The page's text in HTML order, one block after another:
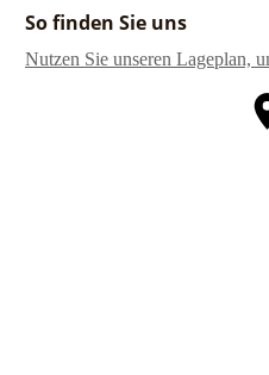
So finden Sie uns
Nutzen Sie unseren La­ge­plan,